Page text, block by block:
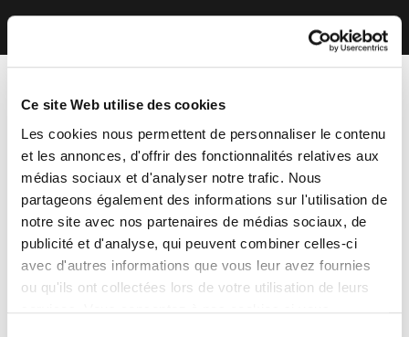
Ce site Web utilise des cookies
Les cookies nous permettent de personnaliser le contenu
et les annonces, d'offrir des fonctionnalités relatives aux
médias sociaux et d'analyser notre trafic. Nous
partageons également des informations sur l'utilisation de
notre site avec nos partenaires de médias sociaux, de
publicité et d'analyse, qui peuvent combiner celles-ci
avec d'autres informations que vous leur avez fournies
ou qu'ils ont collectées lors de votre utilisation de leurs